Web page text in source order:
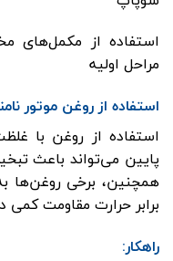
استفاده از
مراحل اولیه
استفاده از روغن موتور
استفاده از روغن با
پایین می‌تواند باعث
همچنین، برخی روغن‌ها
برابر حرارت مقاومت کمی
راهکار: